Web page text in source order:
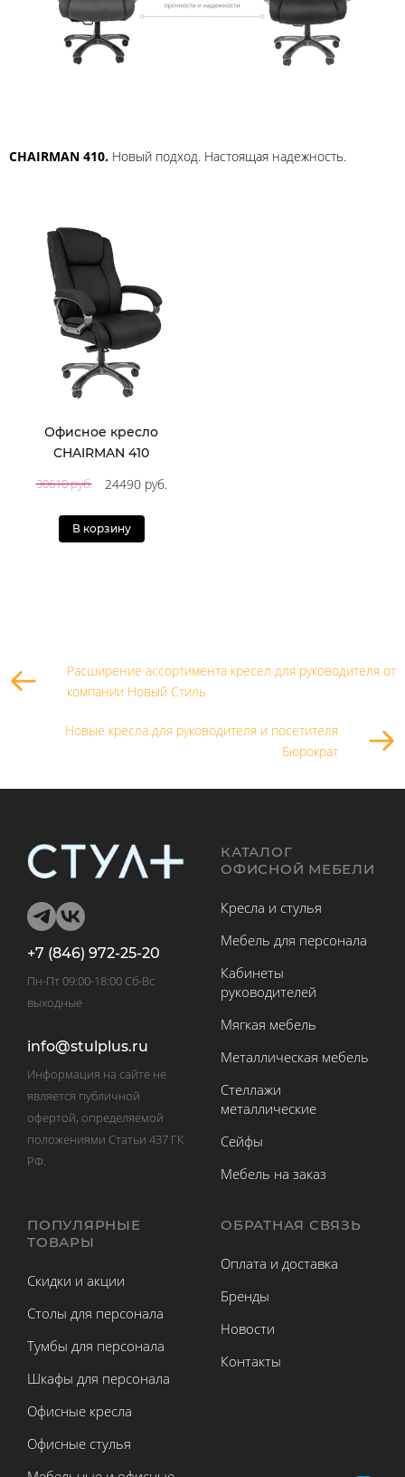
CHAIRMAN 410. Новый подход. Настоящая надежность.
Офисное кресло
CHAIRMAN 410
30610 руб.
24490 руб.
В корзину
Расширение ассортимента кресел для руководителя от
компании Новый Стиль
Новые кресла для руководителя и посетителя
Бюрократ
+7 (846) 972-25-20
Пн-Пт 09:00-18:00 Сб-Вс
выходные
info@stulplus.ru
Информация на сайте не
является публичной
офертой, определяемой
положениями Статьи 437 ГК
РФ.
КАТАЛОГ
ОФИСНОЙ МЕБЕЛИ
Кресла и стулья
Мебель для персонала
Кабинеты
руководителей
Мягкая мебель
Металлическая мебель
Стеллажи
металлические
Сейфы
Мебель на заказ
ПОПУЛЯРНЫЕ
ТОВАРЫ
Скидки и акции
Столы для персонала
Тумбы для персонала
Шкафы для персонала
Офисные кресла
Офисные стулья
ОБРАТНАЯ СВЯЗЬ
Оплата и доставка
Бренды
Новости
Контакты